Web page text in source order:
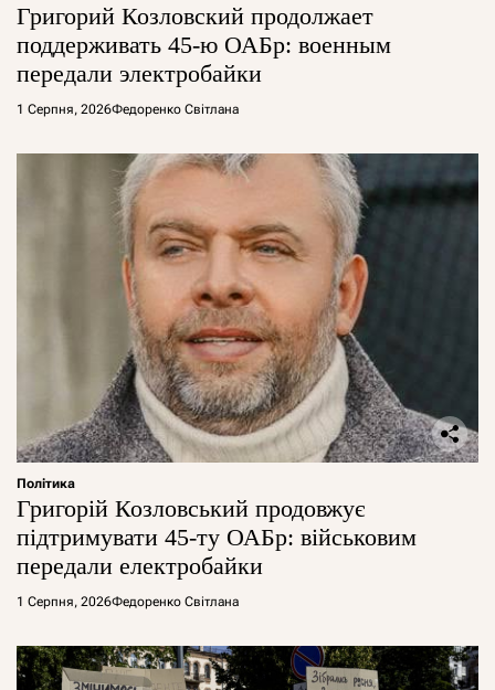
Григорий Козловский продолжает
поддерживать 45-ю ОАБр: военным
передали электробайки
1 Серпня, 2026Федоренко Світлана
Політика
Григорій Козловський продовжує
підтримувати 45-ту ОАБр: військовим
передали електробайки
1 Серпня, 2026Федоренко Світлана